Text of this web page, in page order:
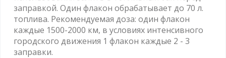
заправкой. Один флакон обрабатывает до 70 л.
топлива. Рекомендуемая доза: один флакон
каждые 1500-2000 км, в условиях интенсивного
городского движения 1 флакон каждые 2 - 3
заправки.